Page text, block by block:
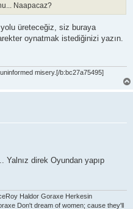
Naapacaz?
üreteceğiz, siz buraya
oynatmak istediğinizi yazın.
misery.[/b:bc27a75495]
Yalnız direk Oyundan yapıp
Haldor Goraxe Herkesin
Don't dream of women; cause they'll